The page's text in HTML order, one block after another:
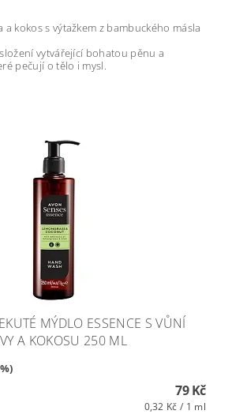
kokos s výtažkem z bambuckého másla
vytvářející bohatou pěnu a
pečují o tělo i mysl.
MÝDLO ESSENCE S VŮNÍ
A KOKOSU 250 ML
79 Kč
0,32 Kč / 1 ml